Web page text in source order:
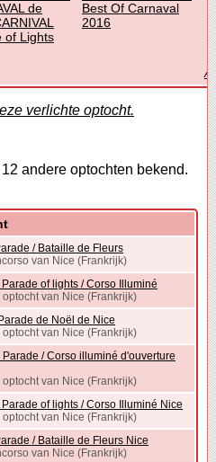
de
of Lights
Best Of Carnaval
2016
verlichte optocht.
andere optochten bekend.
/ Bataille de Fleurs
van Nice (Frankrijk)
of lights / Corso Illuminé
optocht van Nice (Frankrijk)
de Noël de Nice
optocht van Nice (Frankrijk)
/ Corso illuminé d'ouverture
optocht van Nice (Frankrijk)
of lights / Corso Illuminé Nice
optocht van Nice (Frankrijk)
/ Bataille de Fleurs Nice
van Nice (Frankrijk)